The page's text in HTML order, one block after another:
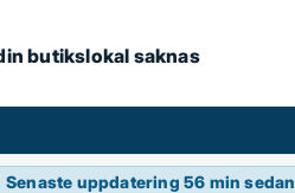
butikslokal saknas
Senaste uppdatering56 min sedan